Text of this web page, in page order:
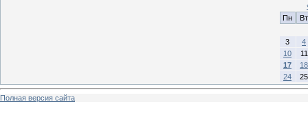
Пн
Вт
3
4
10
11
17
18
24
25
Полная версия сайта